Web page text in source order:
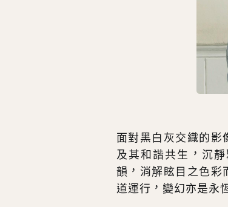
面對黑白灰交織的
及其和諧共生，沉
韻，消解眩目之色彩
道運行，變幻亦是永